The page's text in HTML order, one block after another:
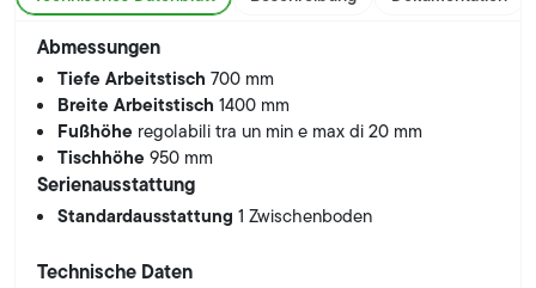
Abmessungen
Tiefe Arbeitstisch700 mm
Breite Arbeitstisch1400 mm
Fußhöhe regolabili tra un min e max di 20 mm
Tischhöhe950 mm
Serienausstattung
Standardausstattung1 Zwischenboden
Technische Daten